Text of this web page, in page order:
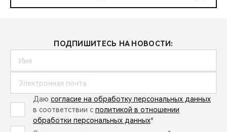
ПОДПИШИТЕСЬ НА НОВОСТИ:
Даю согласие на обработку персональных данных
в соответствии с политикой в отношении
обработки персональных данных*